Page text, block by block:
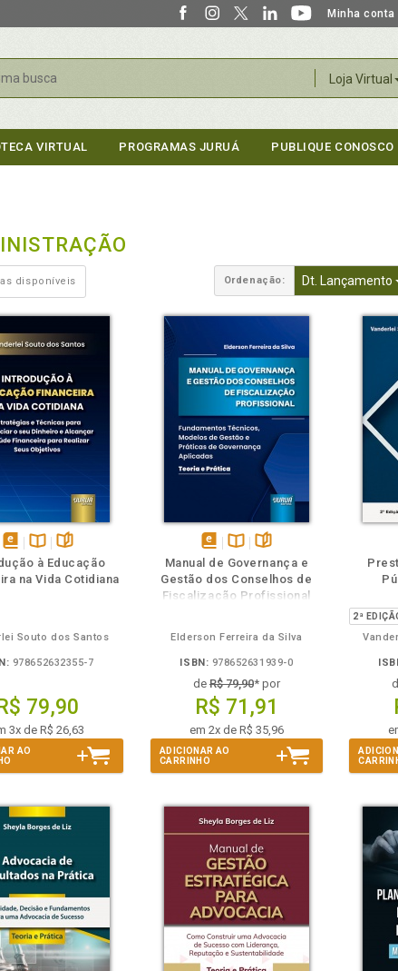
Minha conta
Loja Virtual
VIRTUAL PROGRAMAS JURUÁ PUBLIQUE CONOSCO
disponíveis Ordenação: Dt. Lançamento
disponível
em
Disponível
na
páginas
à Educação
na Vida Cotidiana
Souto dos Santos
978652632355-7
R$ 79,90
3x de R$ 26,63
AO
disponível
em
eBook
Disponível
na
B.V.
páginas
Manual de Governança e
Gestão dos Conselhos de
Fiscalização Profissional
Elderson Ferreira da Silva
ISBN: 978652631939-0
de R$ 79,90* por
R$ 71,91
em 2x de R$ 35,96
ADICIONAR AO
CARRINHO
TambémFolheie